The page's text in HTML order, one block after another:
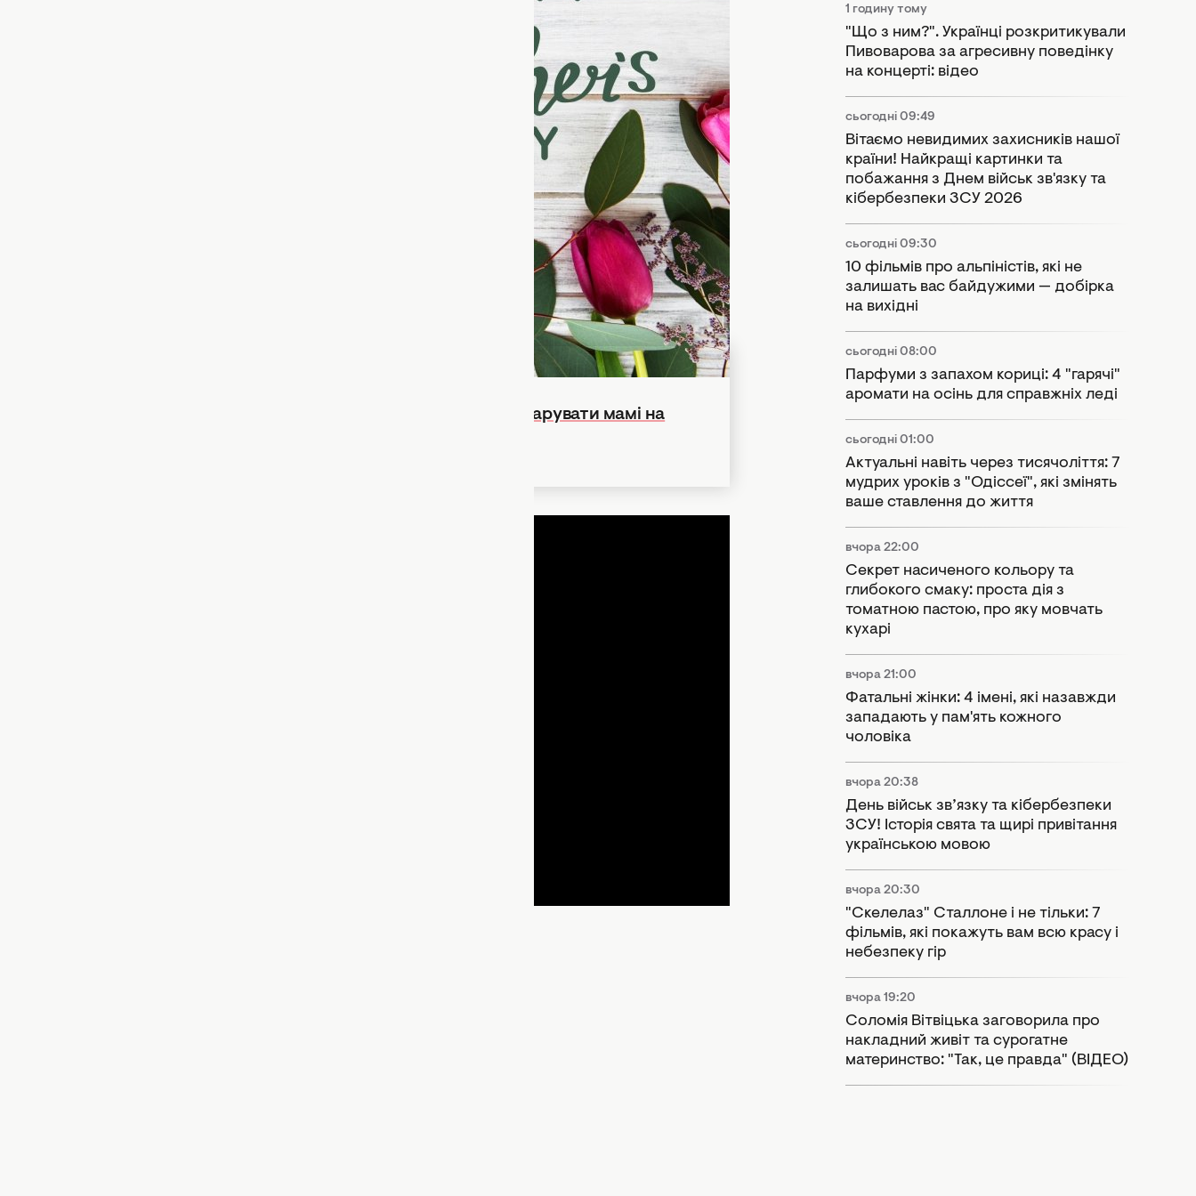
Найкращі вітання у прозі та неймовірні картинки, що зігріють
і кожен українець прагне
висловити слова ніжності та подяки своїй найріднішій матусі - жінці, яка
подарувала життя. Відкладіть сьогодні справи та оточіть маму теплою
“Хочу!” підготувала для вас добірку найтепліших слів, які допоможуть
передати всю глибину ваших почуттів, адже увага та любов — це те, що мама
цінує понад усе. А також ви можете відправити чудові картинки і листівки з
Від символічних дрібничок до розкоші: що подарувати мамі на
1 годину тому
"Що з ним?". Українці розкритикували
Пивоварова за агресивну поведінку
на концерті: відео
сьогодні 09:49
Вітаємо невидимих захисників нашої
країни! Найкращі картинки та
побажання з Днем військ зв'язку та
кібербезпеки ЗСУ 2026
сьогодні 09:30
10 фільмів про альпіністів, які не
залишать вас байдужими — добірка
на вихідні
сьогодні 08:00
Парфуми з запахом кориці: 4 "гарячі"
аромати на осінь для справжніх леді
сьогодні 01:00
Актуальні навіть через тисячоліття: 7
мудрих уроків з "Одіссеї", які змінять
ваше ставлення до життя
вчора 22:00
Секрет насиченого кольору та
глибокого смаку: проста дія з
томатною пастою, про яку мовчать
кухарі
вчора 21:00
Фатальні жінки: 4 імені, які назавжди
западають у пам'ять кожного
чоловіка
вчора 20:38
День військ зв’язку та кібербезпеки
ЗСУ! Історія свята та щирі привітання
українською мовою
вчора 20:30
"Скелелаз" Сталлоне і не тільки: 7
фільмів, які покажуть вам всю красу і
небезпеку гір
вчора 19:20
Соломія Вітвіцька заговорила про
накладний живіт та сурогатне
материнство: "Так, це правда" (ВІДЕО)